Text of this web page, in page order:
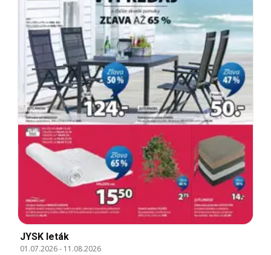
JYSK leták
01.07.2026- 11.08.2026